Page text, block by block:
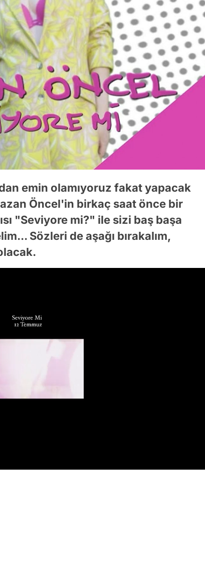
emin olamıyoruz fakat yapacak
Öncel'in birkaç saat önce bir
"Seviyore mi?" ile sizi baş başa
Sözleri de aşağı bırakalım,